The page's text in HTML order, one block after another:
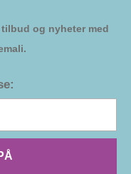
og nyheter med